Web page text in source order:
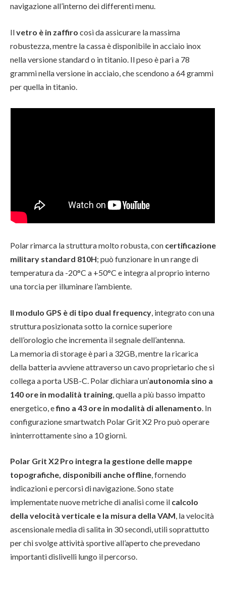
navigazione all’interno dei differenti menu.
Ilvetro è in zaffiro così da assicurare la massima
robustezza, mentre la cassa è disponibile in acciaio inox
nella versione standard o in titanio. Il peso è pari a 78
grammi nella versione in acciaio, che scendono a 64 grammi
per quella in titanio.
Polar rimarca la struttura molto robusta, con certificazione
military standard 810H; può funzionare in un range di
temperatura da -20°C a +50°C e integra al proprio interno
una torcia per illuminare l’ambiente.
Il modulo GPS è di tipo dual frequency , integrato con una
struttura posizionata sotto la cornice superiore
dell’orologio che incrementa il segnale dell’antenna.
La memoria di storage è pari a 32GB, mentre la ricarica
della batteria avviene attraverso un cavo proprietario che si
collega a porta USB-C. Polar dichiara un’autonomia sino a
140 ore in modalità training , quella a più basso impatto
energetico, efino a 43 ore in modalità di allenamento . In
configurazione smartwatch Polar Grit X2 Pro può operare
ininterrottamente sino a 10 giorni.
Polar Grit X2 Pro integra la gestione delle mappe
topografiche, disponibili anche offline, fornendo
indicazioni e percorsi di navigazione. Sono state
implementate nuove metriche di analisi come il calcolo
della velocità verticale e la misura della VAM, la velocità
ascensionale media di salita in 30 secondi, utili soprattutto
per chi svolge attività sportive all’aperto che prevedano
importanti dislivelli lungo il percorso.